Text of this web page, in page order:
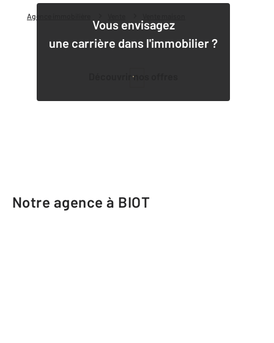
Agence immobilière
Vous envisagez
une carrière dans l'immobilier ?
Découvrir nos offres
Notre agence à BIOT